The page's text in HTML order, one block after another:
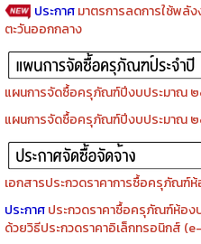
ประกาศมาตรการลดการใช้พลั
ตะวันออกกลาง
แผนการจัดซื้อครุภัณฑ์ปีงบประมาณ
แผนการจัดซื้อครุภัณฑ์ปีงบประมาณ
เอกสารประกวดราคาการซื้อครุภัณฑ์
ประกาศประกวดราคาซื้อครุภัณฑ์ห้อง
ด้วยวิธีประกวดราคาอิเล็กทรอนิกส์